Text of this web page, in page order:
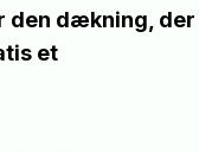
den dækning, der
et